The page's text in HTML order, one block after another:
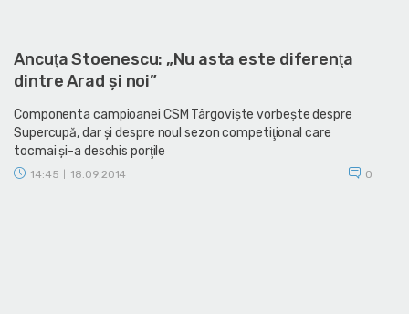
Ancuţa Stoenescu: „Nu asta este diferenţa
dintre Arad şi noi”
Componenta campioanei CSM Târgovişte vorbeşte despre
Supercupă, dar şi despre noul sezon competiţional care
tocmai şi-a deschis porţile
14:45 18.09.2014 0